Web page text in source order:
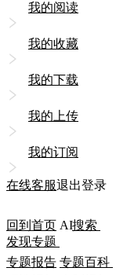
我的阅读
我的收藏
我的下载
我的上传
我的订阅
在线客服退出登录
回到首页 AI搜索
发现专题
专题报告 专题百科